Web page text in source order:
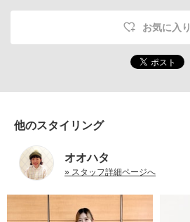
お気に入り
他のスタイリング
オオハタ
» スタッフ詳細ページへ